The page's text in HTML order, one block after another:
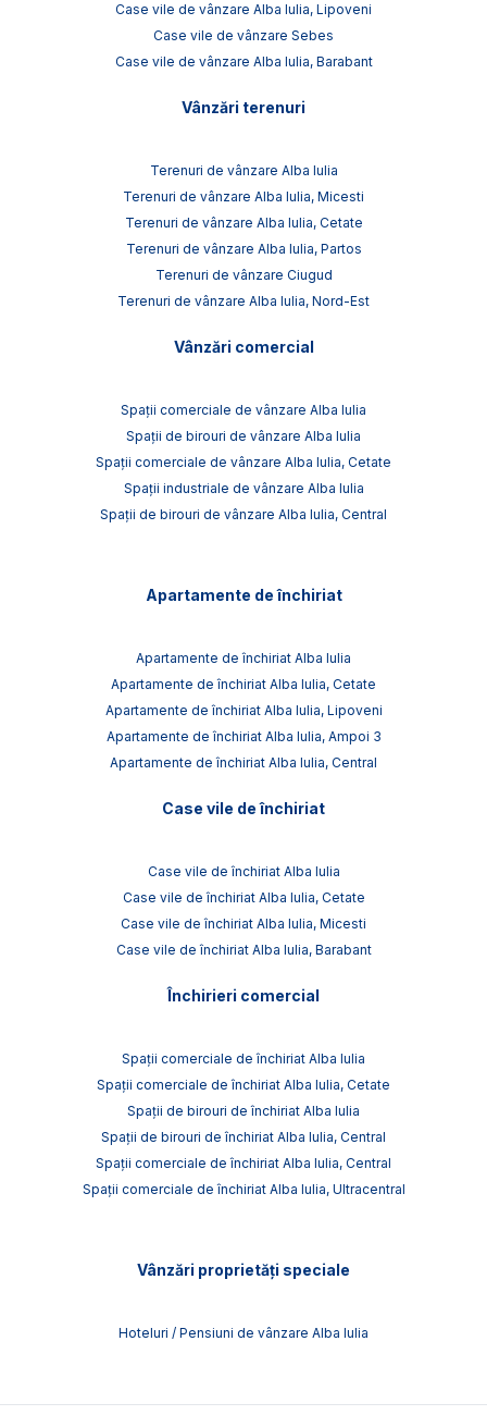
Case vile de vânzare Alba Iulia, Lipoveni
Case vile de vânzare Sebes
Case vile de vânzare Alba Iulia, Barabant
Vânzări terenuri
Terenuri de vânzare Alba Iulia
Terenuri de vânzare Alba Iulia, Micesti
Terenuri de vânzare Alba Iulia, Cetate
Terenuri de vânzare Alba Iulia, Partos
Terenuri de vânzare Ciugud
Terenuri de vânzare Alba Iulia, Nord-Est
Vânzări comercial
Spații comerciale de vânzare Alba Iulia
Spații de birouri de vânzare Alba Iulia
Spații comerciale de vânzare Alba Iulia, Cetate
Spații industriale de vânzare Alba Iulia
Spații de birouri de vânzare Alba Iulia, Central
Apartamente de închiriat
Apartamente de închiriat Alba Iulia
Apartamente de închiriat Alba Iulia, Cetate
Apartamente de închiriat Alba Iulia, Lipoveni
Apartamente de închiriat Alba Iulia, Ampoi 3
Apartamente de închiriat Alba Iulia, Central
Case vile de închiriat
Case vile de închiriat Alba Iulia
Case vile de închiriat Alba Iulia, Cetate
Case vile de închiriat Alba Iulia, Micesti
Case vile de închiriat Alba Iulia, Barabant
Închirieri comercial
Spații comerciale de închiriat Alba Iulia
Spații comerciale de închiriat Alba Iulia, Cetate
Spații de birouri de închiriat Alba Iulia
Spații de birouri de închiriat Alba Iulia, Central
Spații comerciale de închiriat Alba Iulia, Central
Spații comerciale de închiriat Alba Iulia, Ultracentral
Vânzări proprietăți speciale
Hoteluri / Pensiuni de vânzare Alba Iulia